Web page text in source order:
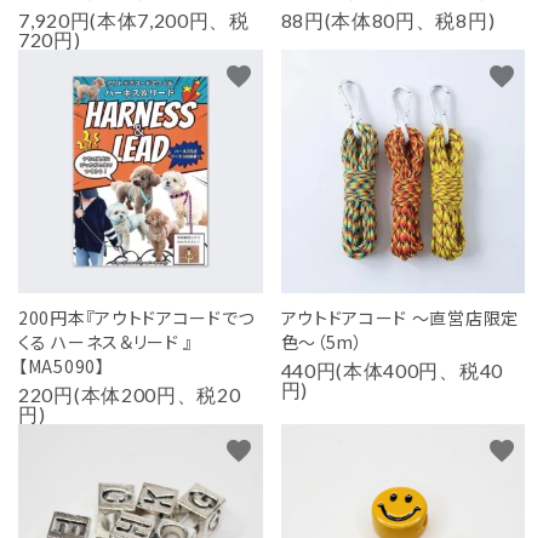
7,920円(本体7,200円、税
720円)
88円(本体80円、税8円)
200円本『アウトドアコードでつ
くる ハーネス＆リード 』
【MA5090】
220円(本体200円、税20
円)
favorite
アウトドアコード ～直営店限定
色～（5m）
440円(本体400円、税40
円)
favorite
favorite favorite